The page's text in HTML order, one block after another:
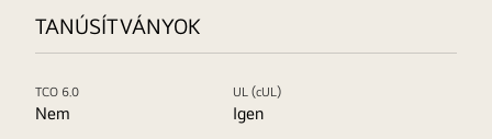
TANÚSÍTVÁNYOK
TCO 6.0
Nem
UL (cUL)
Igen